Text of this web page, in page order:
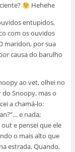
Hehehe
entupidos,
com os ouvidos
maridon, por sua
causa do barulho
ao vet, olhei no
Snoopy, mas o
a chamá-lo:
e nada;
e pensei que ele
o mais alto que
estrada. Quando,